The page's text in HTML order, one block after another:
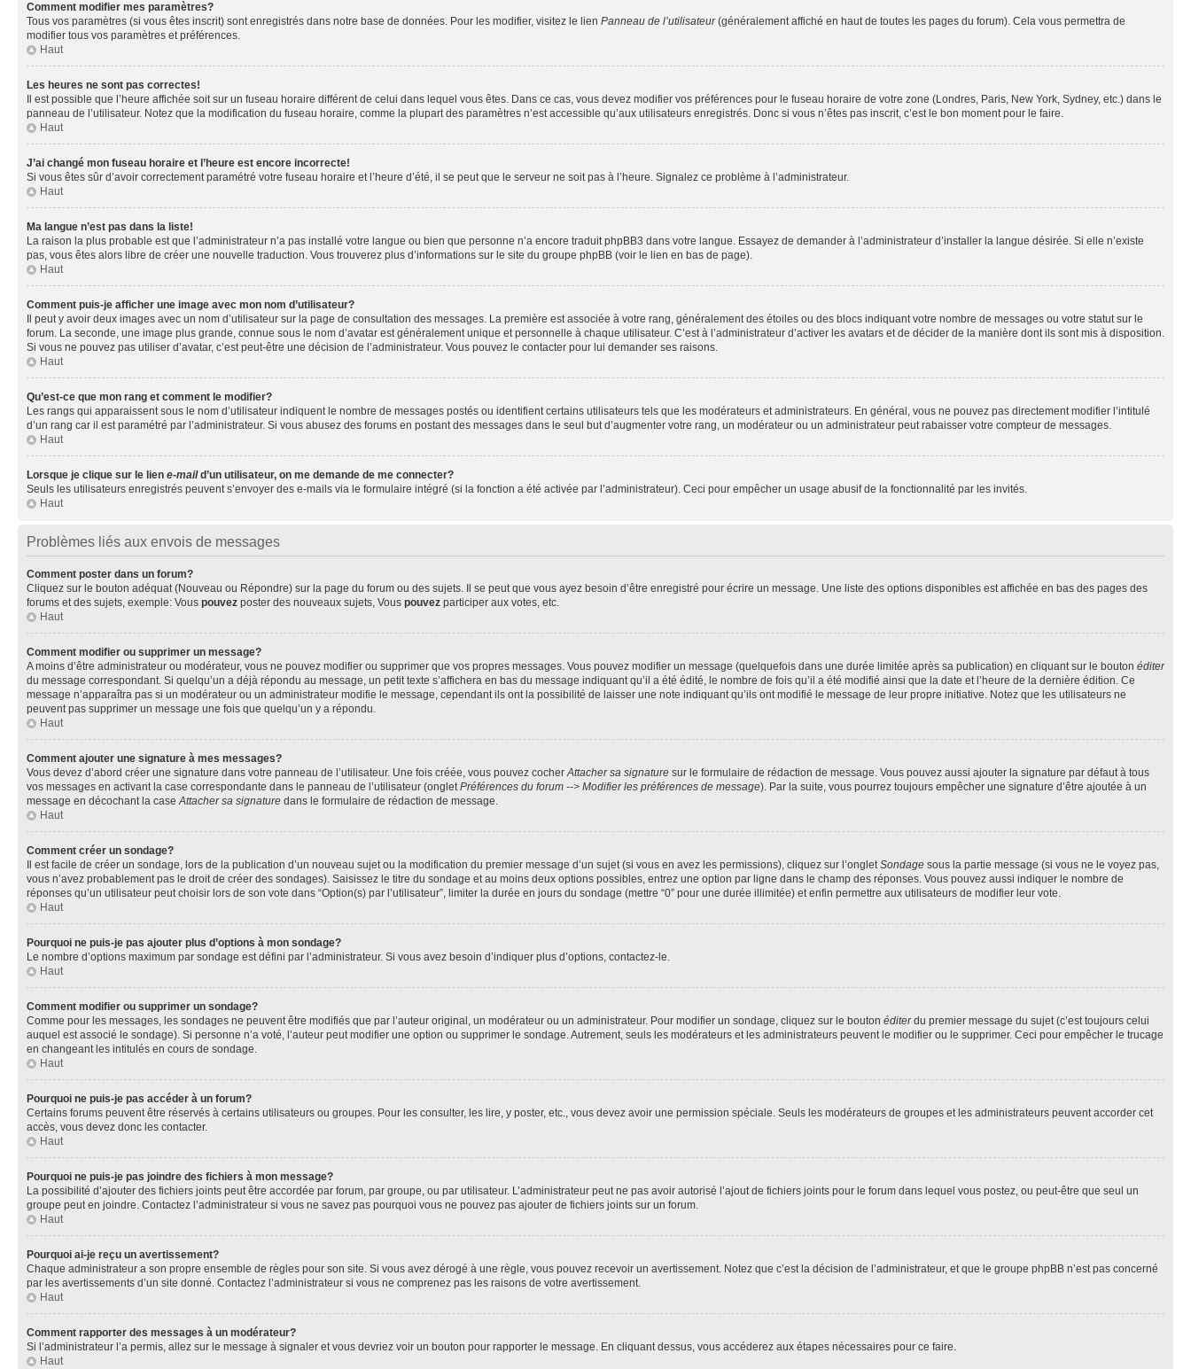
Comment modifier mes paramètres?
Tous vos paramètres (si vous êtes inscrit) sont enregistrés dans notre base de données. Pour les modifier, visitez le lien Panneau de l’utilisateur(généralement affiché en haut de toutes les pages du forum). Cela vous permettra de
modifier tous vos paramètres et préférences.
Haut
Les heures ne sont pas correctes!
Il est possible que l’heure affichée soit sur un fuseau horaire différent de celui dans lequel vous êtes. Dans ce cas, vous devez modifier vos préférences pour le fuseau horaire de votre zone (Londres, Paris, New York, Sydney, etc.) dans le
panneau de l’utilisateur. Notez que la modification du fuseau horaire, comme la plupart des paramètres n’est accessible qu’aux utilisateurs enregistrés. Donc si vous n’êtes pas inscrit, c’est le bon moment pour le faire.
Haut
J’ai changé mon fuseau horaire et l’heure est encore incorrecte!
Si vous êtes sûr d’avoir correctement paramétré votre fuseau horaire et l’heure d’été, il se peut que le serveur ne soit pas à l’heure. Signalez ce problème à l’administrateur.
Haut
Ma langue n’est pas dans la liste!
La raison la plus probable est que l’administrateur n’a pas installé votre langue ou bien que personne n’a encore traduit phpBB3 dans votre langue. Essayez de demander à l’administrateur d’installer la langue désirée. Si elle n’existe
pas, vous êtes alors libre de créer une nouvelle traduction. Vous trouverez plus d’informations sur le site du groupe phpBB (voir le lien en bas de page).
Haut
Comment puis-je afficher une image avec mon nom d’utilisateur?
Il peut y avoir deux images avec un nom d’utilisateur sur la page de consultation des messages. La première est associée à votre rang, généralement des étoiles ou des blocs indiquant votre nombre de messages ou votre statut sur le
forum. La seconde, une image plus grande, connue sous le nom d’avatar est généralement unique et personnelle à chaque utilisateur. C’est à l’administrateur d’activer les avatars et de décider de la manière dont ils sont mis à disposition.
Si vous ne pouvez pas utiliser d’avatar, c’est peut-être une décision de l’administrateur. Vous pouvez le contacter pour lui demander ses raisons.
Haut
Qu’est-ce que mon rang et comment le modifier?
Les rangs qui apparaissent sous le nom d’utilisateur indiquent le nombre de messages postés ou identifient certains utilisateurs tels que les modérateurs et administrateurs. En général, vous ne pouvez pas directement modifier l’intitulé
d’un rang car il est paramétré par l’administrateur. Si vous abusez des forums en postant des messages dans le seul but d’augmenter votre rang, un modérateur ou un administrateur peut rabaisser votre compteur de messages.
Haut
Lorsque je clique sur le lien e-maild’un utilisateur, on me demande de me connecter?
Seuls les utilisateurs enregistrés peuvent s’envoyer des e-mails via le formulaire intégré (si la fonction a été activée par l’administrateur). Ceci pour empêcher un usage abusif de la fonctionnalité par les invités.
Haut
Problèmes liés aux envois de messages
Comment poster dans un forum?
Cliquez sur le bouton adéquat (Nouveau ou Répondre) sur la page du forum ou des sujets. Il se peut que vous ayez besoin d’être enregistré pour écrire un message. Une liste des options disponibles est affichée en bas des pages des
forums et des sujets, exemple: Vous pouvez poster des nouveaux sujets, Vous pouvez participer aux votes, etc.
Haut
Comment modifier ou supprimer un message?
A moins d’être administrateur ou modérateur, vous ne pouvez modifier ou supprimer que vos propres messages. Vous pouvez modifier un message (quelquefois dans une durée limitée après sa publication) en cliquant sur le bouton éditer
du message correspondant. Si quelqu’un a déjà répondu au message, un petit texte s’affichera en bas du message indiquant qu’il a été édité, le nombre de fois qu’il a été modifié ainsi que la date et l’heure de la dernière édition. Ce
message n’apparaîtra pas si un modérateur ou un administrateur modifie le message, cependant ils ont la possibilité de laisser une note indiquant qu’ils ont modifié le message de leur propre initiative. Notez que les utilisateurs ne
peuvent pas supprimer un message une fois que quelqu’un y a répondu.
Haut
Comment ajouter une signature à mes messages?
Vous devez d’abord créer une signature dans votre panneau de l’utilisateur. Une fois créée, vous pouvez cocherAttacher sa signature sur le formulaire de rédaction de message. Vous pouvez aussi ajouter la signature par défaut à tous
vos messages en activant la case correspondante dans le panneau de l’utilisateur (ongletPréférences du forum --> Modifier les préférences de message). Par la suite, vous pourrez toujours empêcher une signature d’être ajoutée à un
message en décochant la caseAttacher sa signature dans le formulaire de rédaction de message.
Haut
Comment créer un sondage?
Il est facile de créer un sondage, lors de la publication d’un nouveau sujet ou la modification du premier message d’un sujet (si vous en avez les permissions), cliquez sur l’ongletSondage sous la partie message (si vous ne le voyez pas,
vous n’avez probablement pas le droit de créer des sondages). Saisissez le titre du sondage et au moins deux options possibles, entrez une option par ligne dans le champ des réponses. Vous pouvez aussi indiquer le nombre de
réponses qu’un utilisateur peut choisir lors de son vote dans “Option(s) par l’utilisateur”, limiter la durée en jours du sondage (mettre “0” pour une durée illimitée) et enfin permettre aux utilisateurs de modifier leur vote.
Haut
Pourquoi ne puis-je pas ajouter plus d’options à mon sondage?
Le nombre d’options maximum par sondage est défini par l’administrateur. Si vous avez besoin d’indiquer plus d’options, contactez-le.
Haut
Comment modifier ou supprimer un sondage?
Comme pour les messages, les sondages ne peuvent être modifiés que par l’auteur original, un modérateur ou un administrateur. Pour modifier un sondage, cliquez sur le bouton éditerdu premier message du sujet (c’est toujours celui
auquel est associé le sondage). Si personne n’a voté, l’auteur peut modifier une option ou supprimer le sondage. Autrement, seuls les modérateurs et les administrateurs peuvent le modifier ou le supprimer. Ceci pour empêcher le trucage
en changeant les intitulés en cours de sondage.
Haut
Pourquoi ne puis-je pas accéder à un forum?
Certains forums peuvent être réservés à certains utilisateurs ou groupes. Pour les consulter, les lire, y poster, etc., vous devez avoir une permission spéciale. Seuls les modérateurs de groupes et les administrateurs peuvent accorder cet
accès, vous devez donc les contacter.
Haut
Pourquoi ne puis-je pas joindre des fichiers à mon message?
La possibilité d’ajouter des fichiers joints peut être accordée par forum, par groupe, ou par utilisateur. L’administrateur peut ne pas avoir autorisé l’ajout de fichiers joints pour le forum dans lequel vous postez, ou peut-être que seul un
groupe peut en joindre. Contactez l’administrateur si vous ne savez pas pourquoi vous ne pouvez pas ajouter de fichiers joints sur un forum.
Haut
Pourquoi ai-je reçu un avertissement?
Chaque administrateur a son propre ensemble de règles pour son site. Si vous avez dérogé à une règle, vous pouvez recevoir un avertissement. Notez que c’est la décision de l’administrateur, et que le groupe phpBB n’est pas concerné
par les avertissements d’un site donné. Contactez l’administrateur si vous ne comprenez pas les raisons de votre avertissement.
Haut
Comment rapporter des messages à un modérateur?
Si l’administrateur l’a permis, allez sur le message à signaler et vous devriez voir un bouton pour rapporter le message. En cliquant dessus, vous accéderez aux étapes nécessaires pour ce faire.
Haut